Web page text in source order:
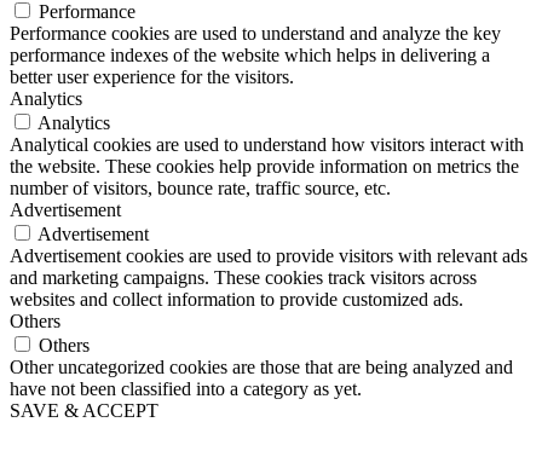
Performance
Performance cookies are used to understand and analyze the key
performance indexes of the website which helps in delivering a
better user experience for the visitors.
Analytics
Analytics
Analytical cookies are used to understand how visitors interact with
the website. These cookies help provide information on metrics the
number of visitors, bounce rate, traffic source, etc.
Advertisement
Advertisement
Advertisement cookies are used to provide visitors with relevant ads
and marketing campaigns. These cookies track visitors across
websites and collect information to provide customized ads.
Others
Others
Other uncategorized cookies are those that are being analyzed and
have not been classified into a category as yet.
SAVE & ACCEPT